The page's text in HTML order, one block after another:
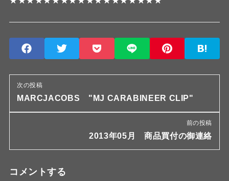
次の投稿
MARCJACOBS "MJ CARABINEER CLIP"
前の投稿
2013年05月 商品買付の御連絡
コメントする